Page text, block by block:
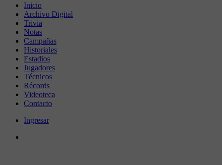
Inicio
Archivo Digital
Trivia
Notas
Campañas
Historiales
Estadios
Jugadores
Técnicos
Récords
Videoteca
Contacto
Ingresar